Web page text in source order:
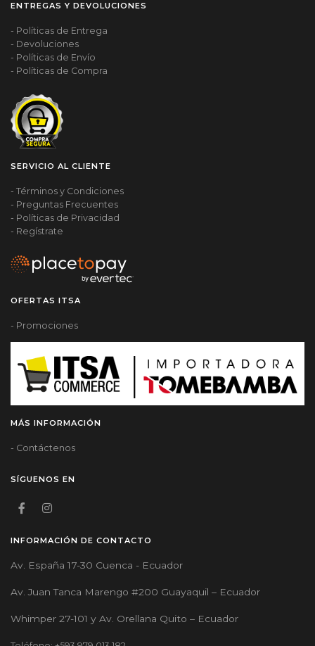
ENTREGAS Y DEVOLUCIONES
- Políticas de Entrega
- Devoluciones
- Políticas de Envío
- Políticas de Compra
SERVICIO AL CLIENTE
- Términos y Condiciones
- Preguntas Frecuentes
- Políticas de Privacidad
- Regístrate
OFERTAS ITSA
- Promociones
MÁS INFORMACIÓN
- Contáctenos
SÍGUENOS EN
INFORMACIÓN DE CONTACTO
Av. España 17-30 Cuenca - Ecuador
Av. Juan Tanca Marengo #200 Guayaquil – Ecuador
Whimper 27-101 y Av. Orellana Quito – Ecuador